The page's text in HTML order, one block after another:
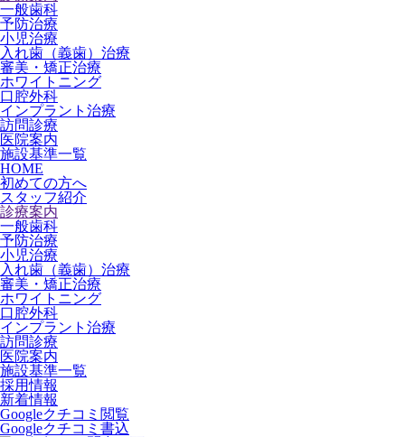
一般歯科
予防治療
小児治療
入れ歯（義歯）治療
審美・矯正治療
ホワイトニング
口腔外科
インプラント治療
訪問診療
医院案内
施設基準一覧
HOME
初めての方へ
スタッフ紹介
診療案内
一般歯科
予防治療
小児治療
入れ歯（義歯）治療
審美・矯正治療
ホワイトニング
口腔外科
インプラント治療
訪問診療
医院案内
施設基準一覧
採用情報
新着情報
Googleクチコミ閲覧
Googleクチコミ書込